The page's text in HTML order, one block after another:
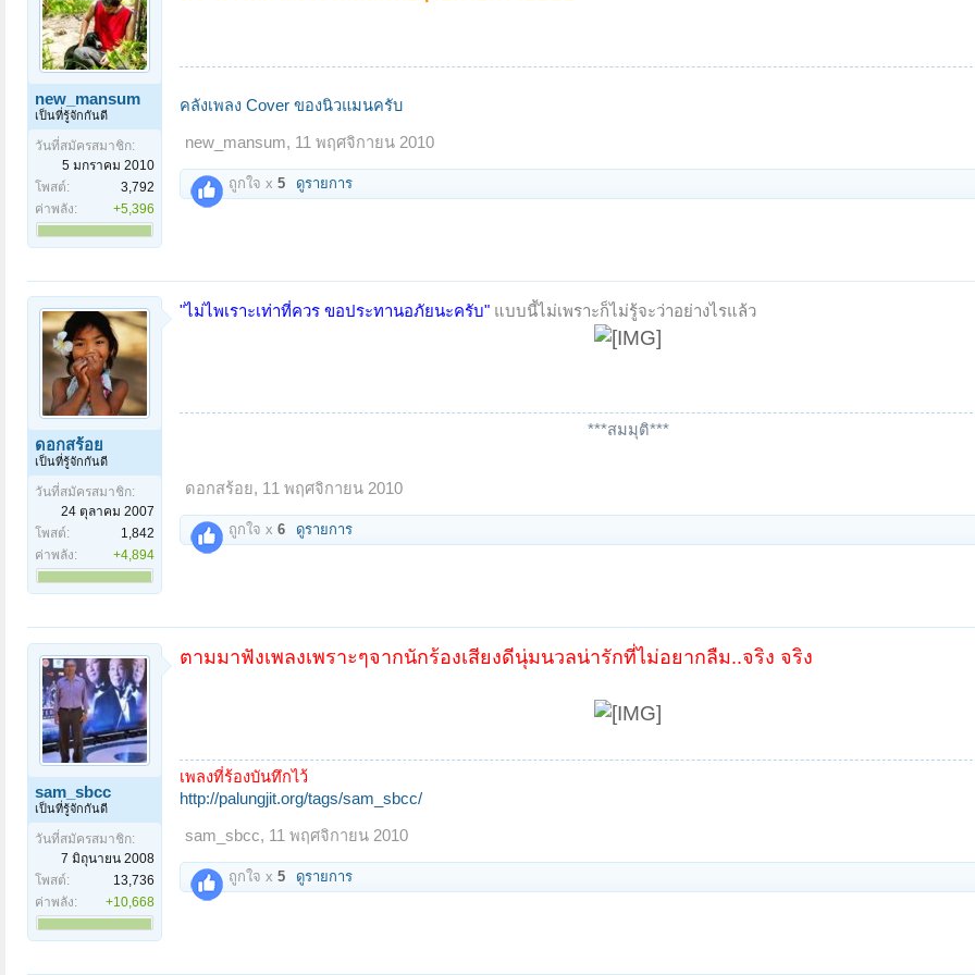
new_mansum
เป็นที่รู้จักกันดี
วันที่สมัครสมาชิก:
5 มกราคม 2010
โพสต์:
3,792
ค่าพลัง:
+5,396
คลังเพลง Cover ของนิวแมนครับ
new_mansum, 11 พฤศจิกายน 2010
ถูกใจ x 5 ดูรายการ
ดอกสร้อย
เป็นที่รู้จักกันดี
วันที่สมัครสมาชิก:
24 ตุลาคม 2007
โพสต์:
1,842
ค่าพลัง:
+4,894
"ไม่ไพเราะเท่าที่ควร ขอประทานอภัยนะครับ" แบบนี้ไม่เพราะก็ไม่รู้จะว่าอย่างไรแล้ว
***สมมุติ***
ดอกสร้อย, 11 พฤศจิกายน 2010
ถูกใจ x 6 ดูรายการ
sam_sbcc
เป็นที่รู้จักกันดี
วันที่สมัครสมาชิก:
7 มิถุนายน 2008
โพสต์:
13,736
ค่าพลัง:
+10,668
ตามมาฟังเพลงเพราะๆจากนักร้องเสียงดีนุ่มนวลน่ารักที่ไม่อยากลืม..จริง จริง
เพลงที่ร้องบันทึกไว้
http://palungjit.org/tags/sam_sbcc/
sam_sbcc, 11 พฤศจิกายน 2010
ถูกใจ x 5 ดูรายการ